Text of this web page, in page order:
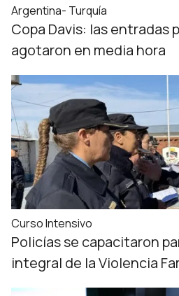
Argentina- Turquía
Copa Davis: las entradas
agotaron en media hora
Curso Intensivo
Policías se capacitaron
integral de la Violencia